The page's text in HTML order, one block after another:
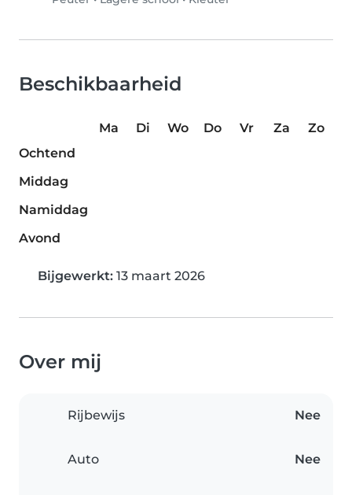
Beschikbaarheid
Ma Di Wo Do Vr Za
Zo
Ochtend
Middag
Namiddag
Avond
Bijgewerkt: 13 maart 2026
Over mij
Rijbewijs Nee
Auto Nee